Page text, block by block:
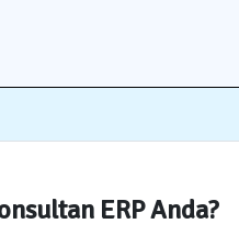
ERP Anda?